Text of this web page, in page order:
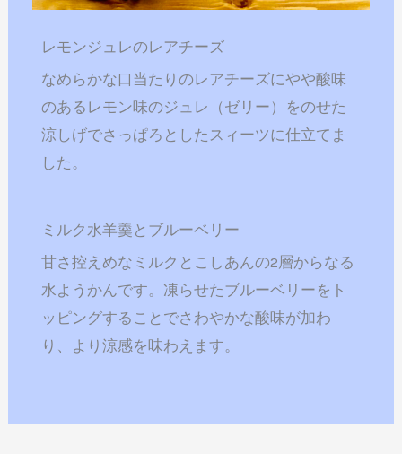
レモンジュレのレアチーズ
なめらかな口当たりのレアチーズにやや酸味
のあるレモン味のジュレ（ゼリー）をのせた
涼しげでさっぱろとしたスィーツに仕立てま
した。
ミルク水羊羹とブルーベリー
甘さ控えめなミルクとこしあんの2層からなる
水ようかんです。凍らせたブルーベリーをト
ッピングすることでさわやかな酸味が加わ
り、より涼感を味わえます。